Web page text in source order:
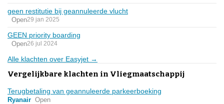
geen restitutie bij geannuleerde vlucht
Open29 jan 2025
GEEN priority boarding
Open26 jul 2024
Alle klachten over Easyjet →
Vergelijkbare klachten in Vliegmaatschappij
Terugbetaling van geannuleerde parkeerboeking
Ryanair Open